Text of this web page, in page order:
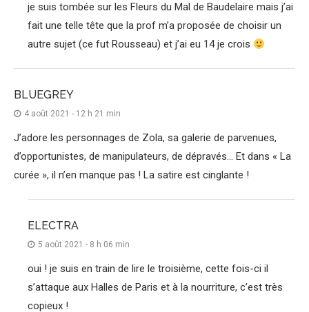
je suis tombée sur les Fleurs du Mal de Baudelaire mais j’ai
fait une telle tête que la prof m’a proposée de choisir un
autre sujet (ce fut Rousseau) et j’ai eu 14 je crois
BLUEGREY
4 août 2021 - 12 h 21 min
J’adore les personnages de Zola, sa galerie de parvenues,
d’opportunistes, de manipulateurs, de dépravés… Et dans « La
curée », il n’en manque pas ! La satire est cinglante !
ELECTRA
5 août 2021 - 8 h 06 min
oui ! je suis en train de lire le troisième, cette fois-ci il
s’attaque aux Halles de Paris et à la nourriture, c’est très
copieux !